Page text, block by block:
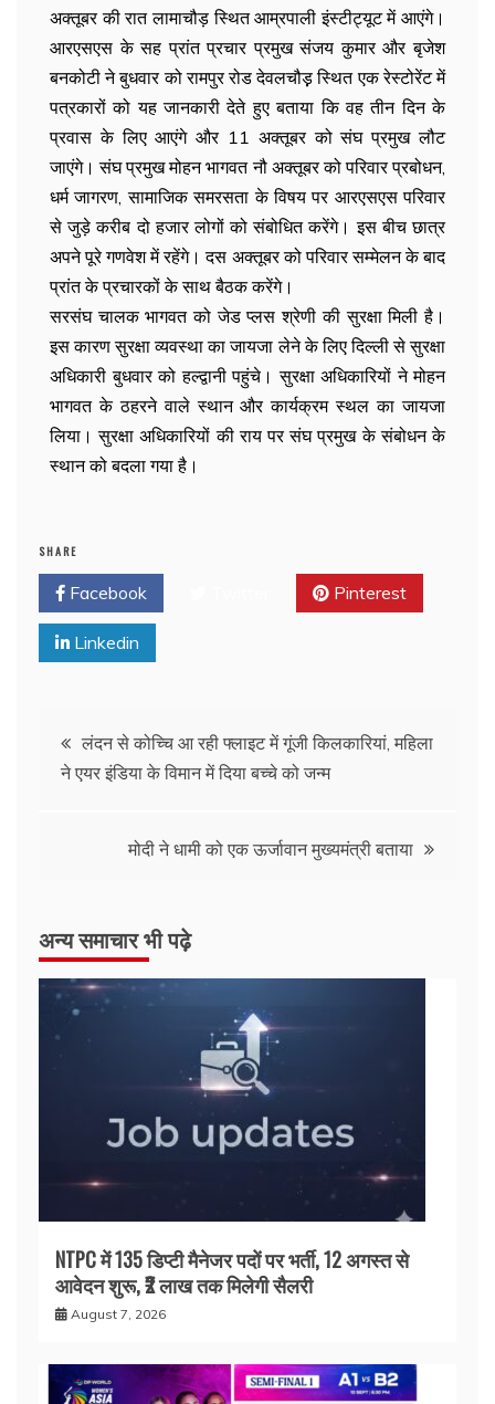
अक्तूबर की रात लामाचौड़ स्थित आम्रपाली इंस्टीट्यूट में आएंगे।
आरएसएस के सह प्रांत प्रचार प्रमुख संजय कुमार और बृजेश
बनकोटी ने बुधवार को रामपुर रोड देवलचौड़़ स्थित एक रेस्टोरेंट में
पत्रकारों को यह जानकारी देते हुए बताया कि वह तीन दिन के
प्रवास के लिए आएंगे और 11 अक्तूबर को संघ प्रमुख लौट
जाएंगे। संघ प्रमुख मोहन भागवत नौ अक्तूबर को परिवार प्रबोधन,
धर्म जागरण, सामाजिक समरसता के विषय पर आरएसएस परिवार
से जुड़े करीब दो हजार लोगों को संबोधित करेंगे। इस बीच छात्र
अपने पूरे गणवेश में रहेंगे। दस अक्तूबर को परिवार सम्मेलन के बाद
प्रांत के प्रचारकों के साथ बैठक करेंगे।
सरसंघ चालक भागवत को जेड प्लस श्रेणी की सुरक्षा मिली है।
इस कारण सुरक्षा व्यवस्था का जायजा लेने के लिए दिल्ली से सुरक्षा
अधिकारी बुधवार को हल्द्वानी पहुंचे। सुरक्षा अधिकारियों ने मोहन
भागवत के ठहरने वाले स्थान और कार्यक्रम स्थल का जायजा
लिया। सुरक्षा अधिकारियों की राय पर संघ प्रमुख के संबोधन के
स्थान को बदला गया है।
SHARE
Facebook Pinterest
Linkedin
लंदन से कोच्चि आ रही फ्लाइट में गूंजी किलकारियां, महिला
ने एयर इंडिया के विमान में दिया बच्चे को जन्म
मोदी ने धामी को एक ऊर्जावान मुख्यमंत्री बताया
अन्य समाचार भी पढ़े
NTPC में 135 डिप्टी मैनेजर पदों पर भर्ती, 12 अगस्त से
आवेदन शुरू, ₹2 लाख तक मिलेगी सैलरी
August 7, 2026